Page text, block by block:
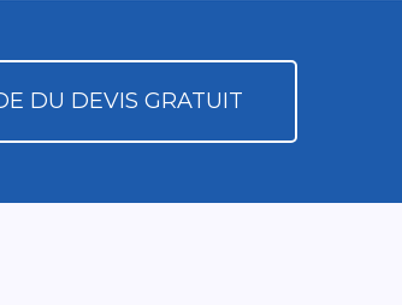
DU DEVIS GRATUIT